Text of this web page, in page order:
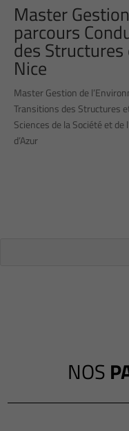
Master
parcours
des
Nice
Master Gestion de
Transitions des Structures
Sciences de la Société et
d’Azur
NOS